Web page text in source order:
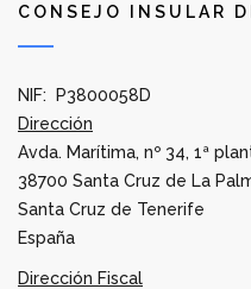
CONSEJO INSULAR
NIF: P3800058D
Dirección
Avda. Marítima, nº 34, 1ª
38700 Santa Cruz de La
Santa Cruz de Tenerife
España
Dirección Fiscal